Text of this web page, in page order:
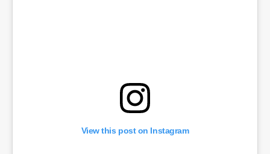
View this post on Instagram